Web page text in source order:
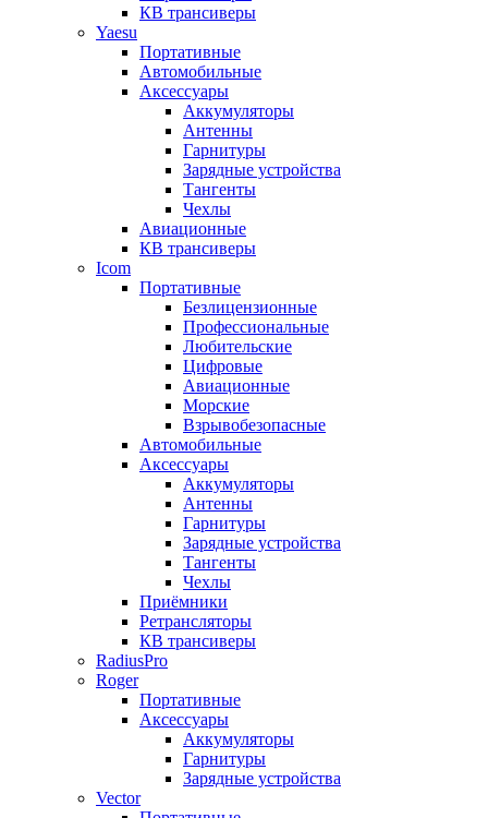
КВ трансиверы
Yaesu
Портативные
Автомобильные
Аксессуары
Аккумуляторы
Антенны
Гарнитуры
Зарядные устройства
Тангенты
Чехлы
Авиационные
КВ трансиверы
Icom
Портативные
Безлицензионные
Профессиональные
Любительские
Цифровые
Авиационные
Морские
Взрывобезопасные
Автомобильные
Аксессуары
Аккумуляторы
Антенны
Гарнитуры
Зарядные устройства
Тангенты
Чехлы
Приёмники
Ретрансляторы
КВ трансиверы
RadiusPro
Roger
Портативные
Аксессуары
Аккумуляторы
Гарнитуры
Зарядные устройства
Vector